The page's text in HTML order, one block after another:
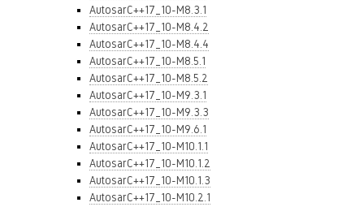
AutosarC++17_10-M8.3.1
AutosarC++17_10-M8.4.2
AutosarC++17_10-M8.4.4
AutosarC++17_10-M8.5.1
AutosarC++17_10-M8.5.2
AutosarC++17_10-M9.3.1
AutosarC++17_10-M9.3.3
AutosarC++17_10-M9.6.1
AutosarC++17_10-M10.1.1
AutosarC++17_10-M10.1.2
AutosarC++17_10-M10.1.3
AutosarC++17_10-M10.2.1